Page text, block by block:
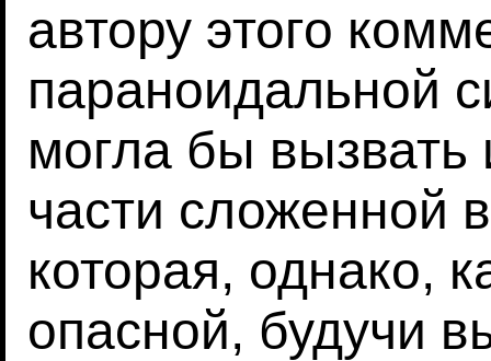
автору этого
параноидальной
могла бы вызвать
части сложенной
которая, однако,
опасной, будучи